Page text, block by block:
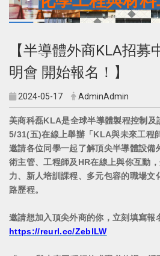
【半導體外商KLA招
明會 開始報名！】
2024-05-17 AdminAdmin
美商科磊KLA是全球半導體製程控制及
5/31(五)在線上舉辦「KLA與未來工程
邀請各位同學一起了解頂尖半導體設備
術主管、工程師及HR在線上與你互動
力、新人培訓課程、多元包容的職場文
路歷程。
邀請想加入頂尖外商的你，立刻填寫報
https://reurl.cc/ZeblLW